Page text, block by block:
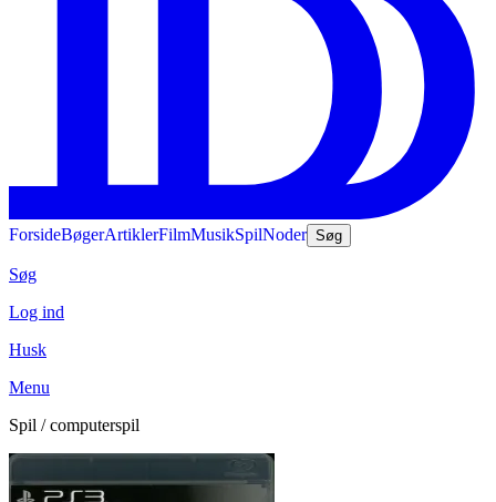
ForsideBøgerArtiklerFilmMusikSpilNoder Søg
Søg
Log ind
Husk
Menu
Spil / computerspil